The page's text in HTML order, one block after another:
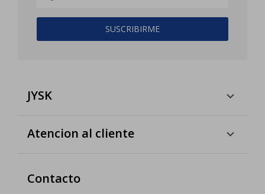
SUSCRIBIRME
JYSK
Atencion al cliente
Contacto